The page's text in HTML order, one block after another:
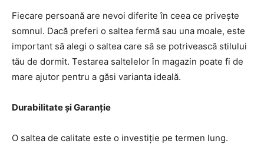
Fiecare persoană are nevoi diferite în ceea ce privește
somnul. Dacă preferi o saltea fermă sau una moale, este
important să alegi o saltea care să se potrivească stilului
tău de dormit. Testarea saltelelor în magazin poate fi de
mare ajutor pentru a găsi varianta ideală.
Durabilitate și Garanție
O saltea de calitate este o investiție pe termen lung.